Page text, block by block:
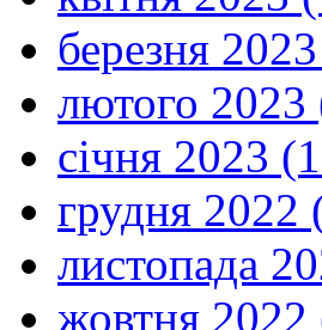
березня
лютого 2023
січня 2023
грудня 2022
листопада
жовтня 2022